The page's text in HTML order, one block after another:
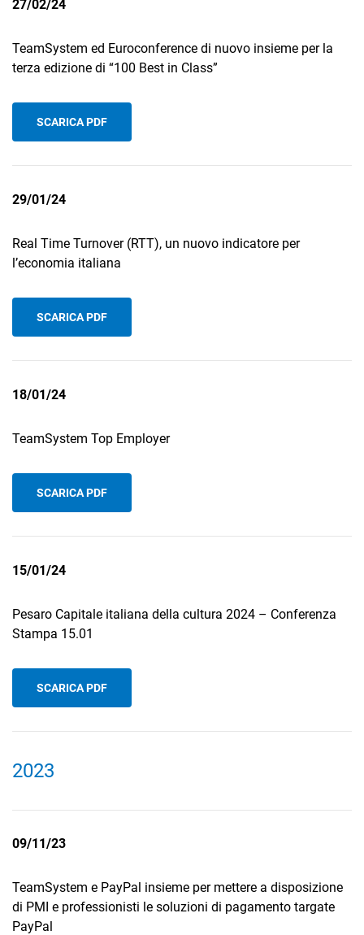
27/02/24
TeamSystem ed Euroconference di nuovo insieme per la
terza edizione di “100 Best in Class”
SCARICA PDF
29/01/24
Real Time Turnover (RTT), un nuovo indicatore per
l’economia italiana
SCARICA PDF
18/01/24
TeamSystem Top Employer
SCARICA PDF
15/01/24
Pesaro Capitale italiana della cultura 2024 – Conferenza
Stampa 15.01
SCARICA PDF
2023
09/11/23
TeamSystem e PayPal insieme per mettere a disposizione
di PMI e professionisti le soluzioni di pagamento targate
PayPal